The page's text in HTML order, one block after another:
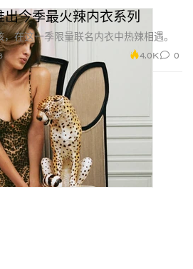
今季最火辣内衣系列
在这一季限量联名内衣中热辣相遇。
4.0K 0